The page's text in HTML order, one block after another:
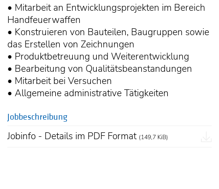
• Mitarbeit an Entwicklungsprojekten im Bereich
Handfeuerwaffen
• Konstruieren von Bauteilen, Baugruppen sowie
das Erstellen von Zeichnungen
• Produktbetreuung und Weiterentwicklung
• Bearbeitung von Qualitätsbeanstandungen
• Mitarbeit bei Versuchen
• Allgemeine administrative Tätigkeiten
Jobbeschreibung
Jobinfo - Details im PDF Format (149,7 KiB)